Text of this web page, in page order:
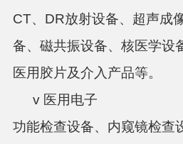
CT、DR放射设备、 超声成
备、 磁共振设备、核医学设
医用胶片及介入产品等。
v 医用电子
功能检查设备、内窥镜检查